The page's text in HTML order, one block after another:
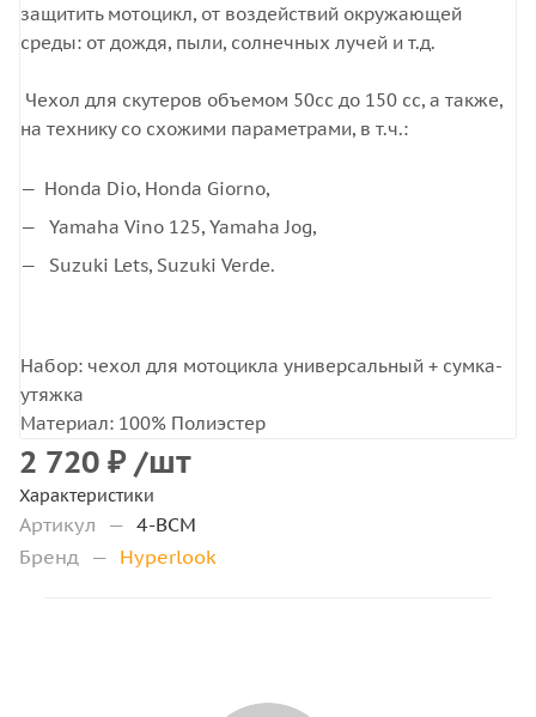
защитить мотоцикл, от воздействий окружающей
среды: от дождя, пыли, солнечных лучей и т.д.
Чехол для скутеров объемом 50сс до 150 сс, а также,
на технику со схожими параметрами, в т.ч.:
Honda Dio, Honda Giorno,
Yamaha Vino 125, Yamaha Jog,
Suzuki Lets, Suzuki Verde.
Набор: чехол для мотоцикла универсальный + сумка-
утяжка
Материал: 100% Полиэстер
2 720 ₽ /шт
Характеристики
Артикул — 4-BCM
Бренд
— Hyperlook